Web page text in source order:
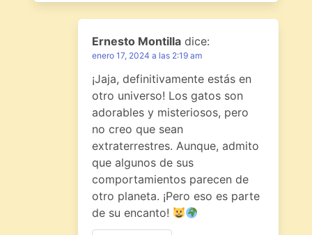
Ernesto Montilla dice:
enero 17, 2024 a las 2:19 am
¡Jaja, definitivamente estás en
otro universo! Los gatos son
adorables y misteriosos, pero
no creo que sean
extraterrestres. Aunque, admito
que algunos de sus
comportamientos parecen de
otro planeta. ¡Pero eso es parte
de su encanto!